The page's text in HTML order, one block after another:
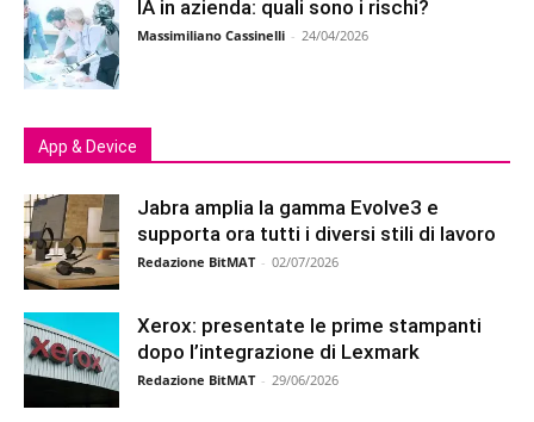
IA in azienda: quali sono i rischi?
Massimiliano Cassinelli - 24/04/2026
App & Device
Jabra amplia la gamma Evolve3 e
supporta ora tutti i diversi stili di lavoro
Redazione BitMAT - 02/07/2026
Xerox: presentate le prime stampanti
dopo l’integrazione di Lexmark
Redazione BitMAT - 29/06/2026